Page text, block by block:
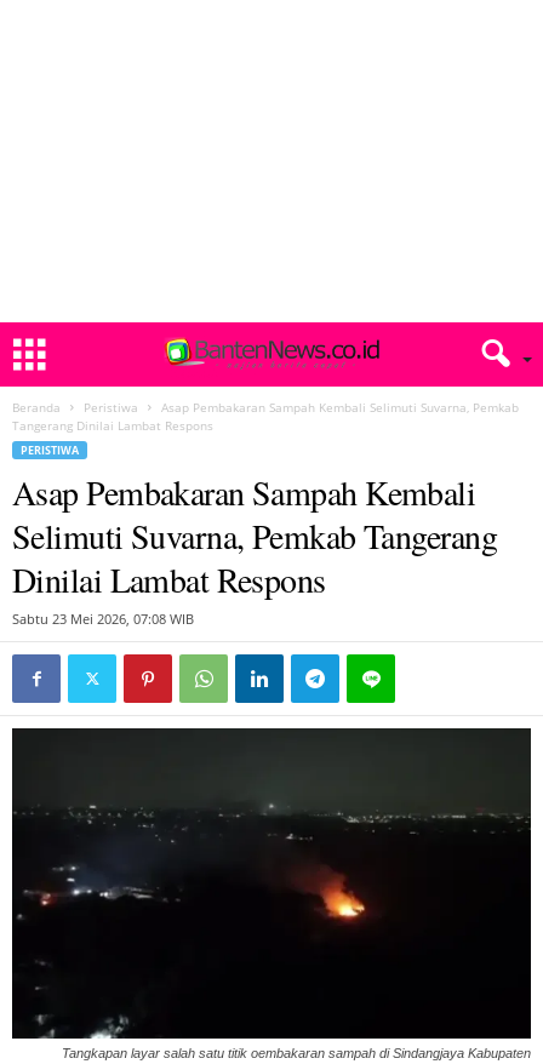
Beranda Peristiwa
Asap Pembakaran Sampah Kembali Selimuti Suvarna, Pemkab
Tangerang Dinilai Lambat Respons
PERISTIWA
Asap Pembakaran Sampah Kembali
Selimuti Suvarna, Pemkab Tangerang
Dinilai Lambat Respons
Sabtu 23 Mei 2026, 07:08 WIB
Tangkapan layar salah satu titik oembakaran sampah di Sindangjaya Kabupaten